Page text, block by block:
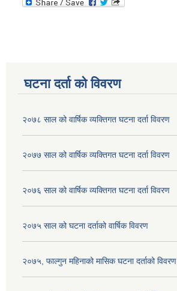
घटना दर्ता को विवरण
२०७८ साल को वार्षिक व्यक्तिगत घटना दर्ता विवरण
२०७७ साल को वार्षिक व्यक्तिगत घटना दर्ता विवरण
२०७६ साल को वार्षिक व्यक्तिगत घटना दर्ता विवरण
२०७५ साल को घटना दर्ताको वार्षिक विवरण
२०७५, फाल्गुन महिनाको मासिक घटना दर्ताको विवरण